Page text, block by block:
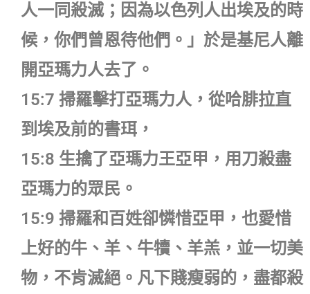
人一同殺滅；因為以色列人出埃及的時
候，你們曾恩待他們。」於是基尼人離
開亞瑪力人去了。
15:7 掃羅擊打亞瑪力人，從哈腓拉直
到埃及前的書珥，
15:8 生擒了亞瑪力王亞甲，用刀殺盡
亞瑪力的眾民。
15:9 掃羅和百姓卻憐惜亞甲，也愛惜
上好的牛、羊、牛犢、羊羔，並一切美
物，不肯滅絕。凡下賤瘦弱的，盡都殺